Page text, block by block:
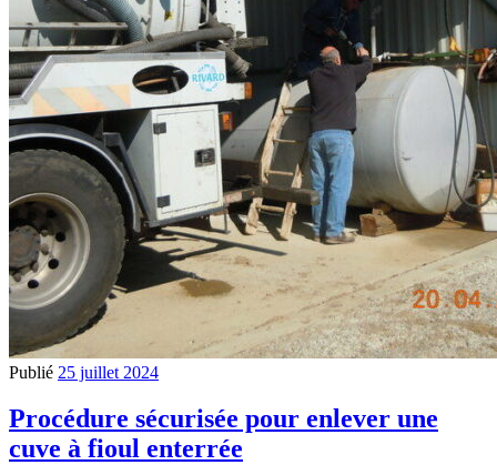
Publié 25 juillet 2024
Procédure sécurisée pour enlever une
cuve à fioul enterrée